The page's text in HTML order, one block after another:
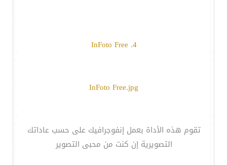
4. InFoto Free
InFoto Free.jpg
تقوم هذه الأداة بعمل إنفوجرافيك على حسب عاداتك
التصويرية إن كنت من محبى التصوير